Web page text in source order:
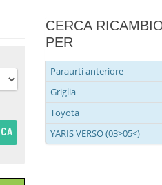
CERCA
PER
Paraurti anteriore
Griglia
Toyota
YARIS VERSO (03>05<)